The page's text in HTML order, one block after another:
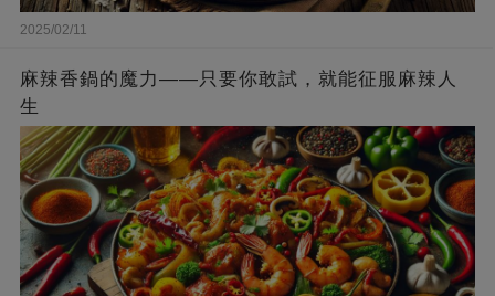
2025/02/11
麻辣香鍋的魔力——只要你敢試，就能征服麻辣人
生